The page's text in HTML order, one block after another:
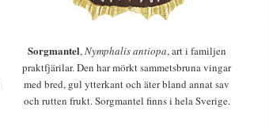
Sorgmantel,Nymphalis antiopa, art i familjen
praktfjärilar. Den har mörkt sammetsbruna vingar
med bred, gul ytterkant och äter bland annat sav
och rutten frukt. Sorgmantel finns i hela Sverige.